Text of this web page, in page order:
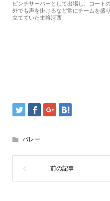
ピンチサーバーとして出場し、コート
外でも声を掛けるなど常にチームを盛り
立てていた主将河西
バレー